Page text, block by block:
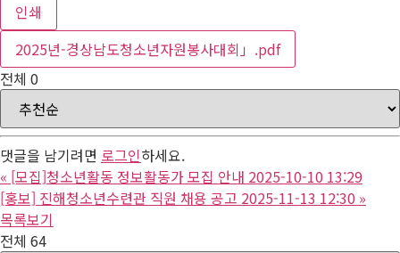
인쇄
2025년-경상남도청소년자원봉사대회」.pdf
전체 0
댓글을 남기려면 로그인하세요.
« [모집]청소년활동 정보활동가 모집 안내 2025-10-10 13:29
[홍보] 진해청소년수련관 직원 채용 공고 2025-11-13 12:30 »
목록보기
전체 64